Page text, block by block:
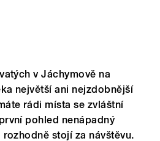
v Jáchymově na
největší ani nejzdobnější
rádi místa se zvláštní
pohled nenápadný
stojí za návštěvu.